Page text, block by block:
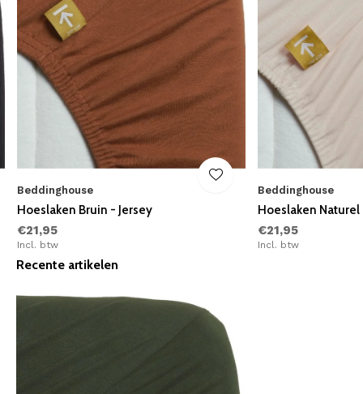
Beddinghouse
Hoeslaken Bruin - Jersey
€21,95
Incl. btw
Beddinghouse
Hoeslaken Naturel
€21,95
Incl. btw
Recente artikelen